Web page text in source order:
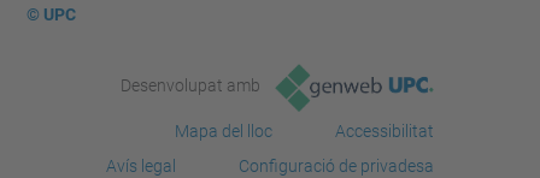
© UPC
Desenvolupat amb
Mapa del lloc
Accessibilitat
Avís legal
Configuració de privadesa